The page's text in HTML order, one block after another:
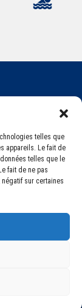
telles que
appareils. Le fait de
telles que le
fait de ne pas
sur certaines